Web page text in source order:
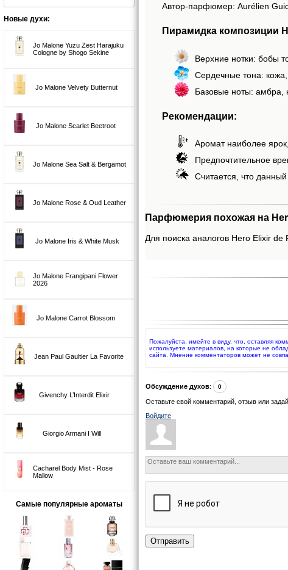
Новые духи:
Jo Malone Yuzu Zest Harajuku
Cologne by Shogo Sekine
Jo Malone Velvety Butternut
Jo Malone Scarlet Beetroot
Jo Malone Sea Salt & Bergamot
Jo Malone Rose & Oud Leather
Jo Malone Iris & White Musk
Jo Malone Frangipani Flower
2026
Jo Malone Carrot Blossom
Jean Paul Gaultier La Favorite
Givenchy L’Interdit Elixir
Giorgio Armani I Will
Cacharel Body Mist - Rose
Mallow
Самые популярные ароматы
Автор-парфюмер: Aurélien
Пирамидка композиции
Верхние нотки: бобы
Сердечные тона: кожа,
Базовые ноты: амбра,
Рекомендации:
Аромат наиболее
Предпочтительное
Считается, что
Парфюмерия похожая на
Для поиска аналогов Hero Elixir de
Пожалуйста, имейте в виду, что, оставляя
используете материалов, на которые не
сайта. Мнение комментаторов может не
Обсуждение духов: 0
Оставьте свой комментарий, отзыв или
Войдите
Отправить